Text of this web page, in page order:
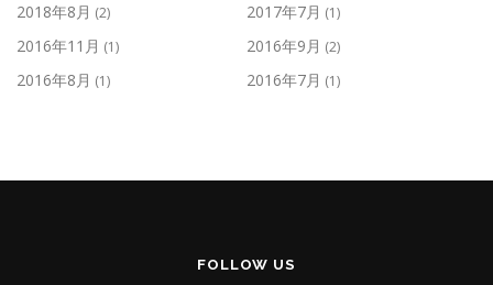
2018年8月 (2) 2017年7月 (1)
2016年11月 (1) 2016年9月 (2)
2016年8月 (1) 2016年7月 (1)
FOLLOW US